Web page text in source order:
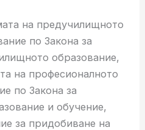
на предучилищното
по Закона за
образование,
на професионалното
по Закона за
и обучение,
за придобиване на